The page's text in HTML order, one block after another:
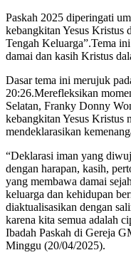
Paskah 2025 diperingati
kebangkitan Yesus Kristus
Tengah Keluarga”.Tema
damai dan kasih Kristus
Dasar tema ini merujuk
20:26.Merefleksikan
Selatan, Franky Donny
kebangkitan Yesus Kristus
mendeklarasikan
“Deklarasi iman yang
dengan harapan, kasih,
yang membawa damai
keluarga dan kehidupan
diaktualisasikan dengan
karena kita semua adalah
Ibadah Paskah di Gereja
Minggu (20/04/2025).